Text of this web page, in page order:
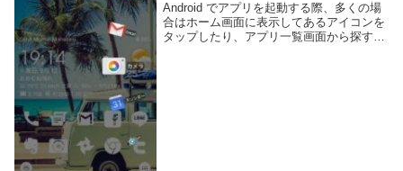
Android でアプリを起動する際、多くの場
合はホーム画面に表示してあるアイコンを
タップしたり、アプリ一覧画面から探す事